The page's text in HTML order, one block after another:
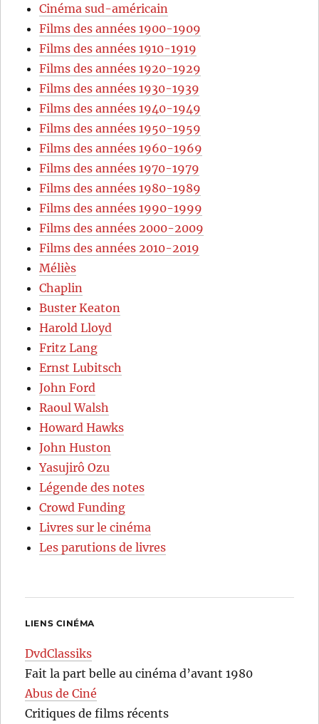
Cinéma sud-américain
Films des années 1900-1909
Films des années 1910-1919
Films des années 1920-1929
Films des années 1930-1939
Films des années 1940-1949
Films des années 1950-1959
Films des années 1960-1969
Films des années 1970-1979
Films des années 1980-1989
Films des années 1990-1999
Films des années 2000-2009
Films des années 2010-2019
Méliès
Chaplin
Buster Keaton
Harold Lloyd
Fritz Lang
Ernst Lubitsch
John Ford
Raoul Walsh
Howard Hawks
John Huston
Yasujirô Ozu
Légende des notes
Crowd Funding
Livres sur le cinéma
Les parutions de livres
LIENS CINÉMA
DvdClassiks
Fait la part belle au cinéma d’avant 1980
Abus de Ciné
Critiques de films récents